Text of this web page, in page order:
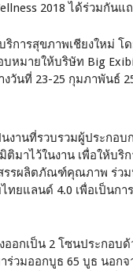
2018 ได้ร่วมกันแ
การสุขภาพเชียงใหม่ โ
หมายให้บริษัท Big
งวันที่ 23-25 กุมภาพันธ์
นงานที่รวบรวมผู้ประก
ติมาไว้ในงาน เพื่อให้บริ
รรผลิตภัณฑ์คุณภาพ ร่ว
ทยแลนด์ 4.0 เพื่อเป็นก
ออกเป็น 2 โซนประกอ
ร่วมออกบูธ 65 บูธ นอก